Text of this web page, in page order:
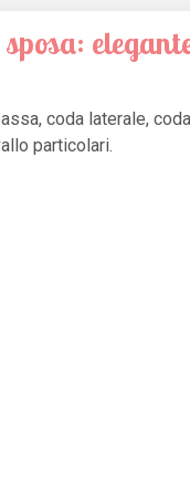
coda laterale,
particolari.